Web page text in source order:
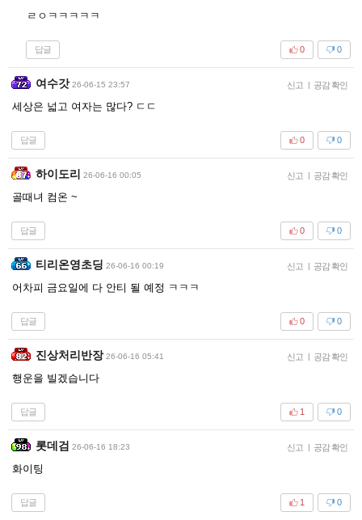
ㄹㅇㅋㅋㅋㅋㅋ
답글 0
0
여수갓 26-06-15 23:57 신고 | 공감 확인
세상은 넓고 여자는 많다? ㄷㄷ
답글 0
0
하이도리 26-06-16 00:05 신고 | 공감 확인
골때녀 컴온 ~
답글 0
0
티리온영초딩 26-06-16 00:19 신고 | 공감 확인
어차피 금요일에 다 안티 될 예정 ㅋㅋㅋ
답글 0
0
진상처리반장 26-06-16 05:41 신고 | 공감 확인
행운을 빌겠습니다
답글 0
1
롯데검 26-06-16 18:23 신고 | 공감 확인
화이팅
답글 0
1